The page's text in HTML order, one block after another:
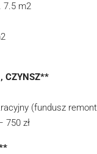
7.5 m2
CZYNSZ**
(fundusz
750 zł